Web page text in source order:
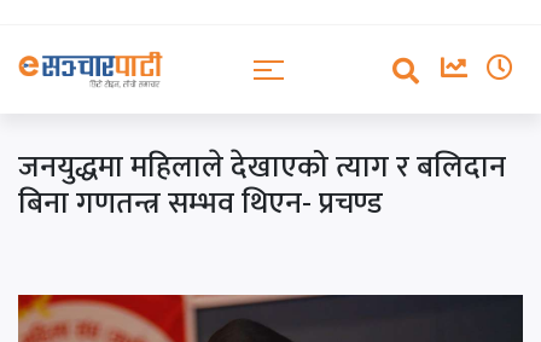
जनयुद्धमा महिलाले देखाएको त्याग र बलिदान
बिना गणतन्त्र सम्भव थिएन- प्रचण्ड